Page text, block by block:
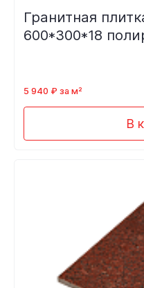
Гранитная
600*300*18
5 940 ₽ за м²
В